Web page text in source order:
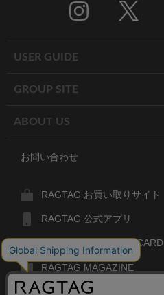
USER GUIDE
GROUP SITE
ABOUT US
お問い合わせ
RAGTAG お買い取りサイト
RAGTAG 公式アプリ
RAGTAG MEMBER'S CARD
RAGTAG MAGAZINE
RAGTAG Global